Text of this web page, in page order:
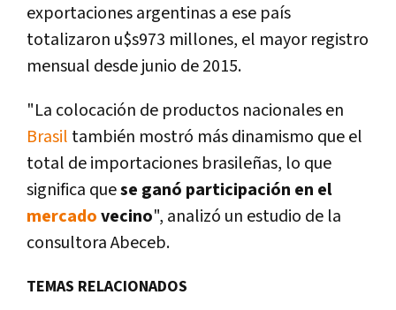
exportaciones argentinas a ese paí­s
totalizaron u$s973 millones, el mayor registro
mensual desde junio de 2015.
"La colocación de productos nacionales en
Brasil también mostró más dinamismo que el
total de importaciones brasileñas, lo que
significa quese ganó participación en el
mercadovecino", analizó un estudio de la
consultora Abeceb.
TEMAS RELACIONADOS